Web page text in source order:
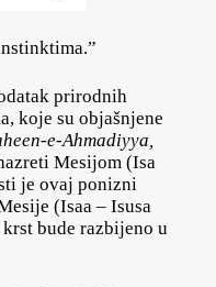
prirodnih
koje su objašnjene
e-Ahmadiyya,
Mesijom (Isa
je ovaj ponizni
(Isaa – Isusa
bude razbijeno u